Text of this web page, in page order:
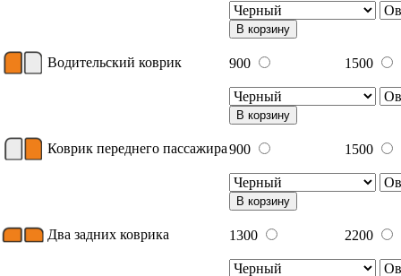
В корзину
Водительский коврик 900 1500
В корзину
Коврик переднего пассажира900 1500
В корзину
Два задних коврика 1300 2200